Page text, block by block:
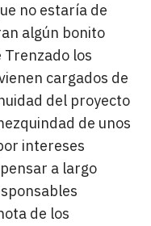
no estaría de
algún bonito
Trenzado los
cargados de
del proyecto
de unos
intereses
a largo
de los